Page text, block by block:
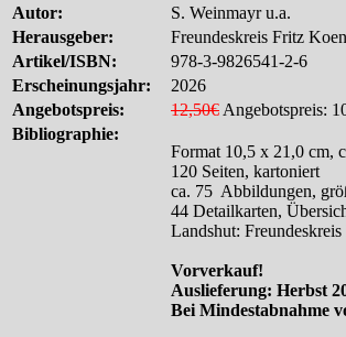
Autor:
S. Weinmayr u.a.
Herausgeber:
Freundeskreis Fritz
Artikel/ISBN:
978-3-9826541-2-6
Erscheinungsjahr:
2026
Angebotspreis:
12,50€Angebotspreis:
Bibliographie:
Format 10,5 x 21,0 cm,
120 Seiten, kartoniert
ca. 75 Abbildungen,
44 Detailkarten,
Landshut:
Vorverkauf!
Auslieferung: Herbst
Bei Mindestabnahme